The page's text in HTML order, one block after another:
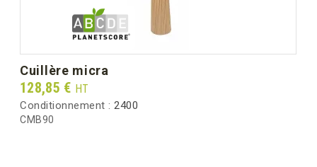
cuillère micra
Prix
128,85 € HT
Conditionnement : 2400
CMB90